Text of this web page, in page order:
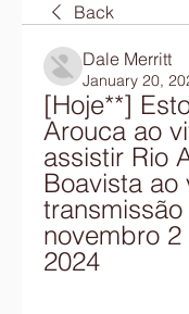
Back
Dale Merritt
January 20,
[Hoje**]
Arouca ao
assistir Rio
Boavista ao
transmissão
novembro 2
2024